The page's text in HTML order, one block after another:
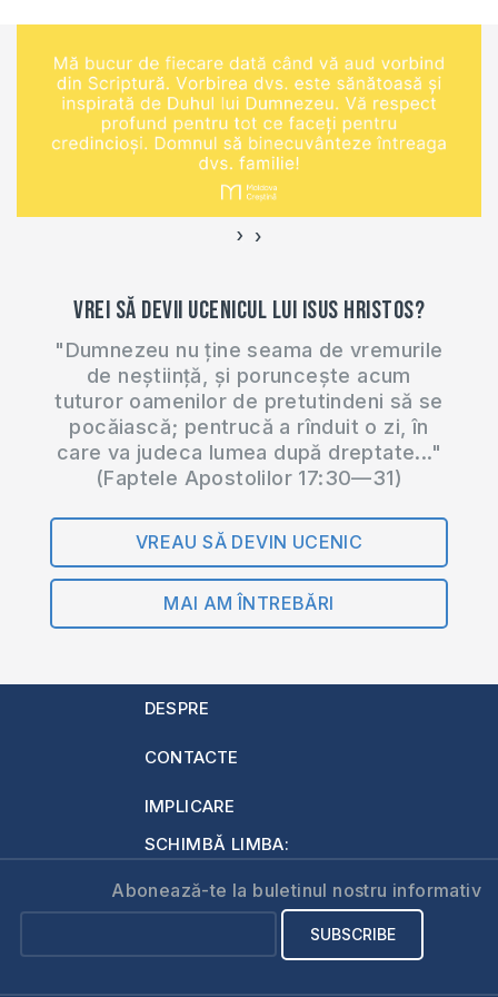
‹ ›
Vrei să devii ucenicul lui Isus Hristos?
"Dumnezeu nu ține seama de vremurile
de neștiință, și poruncește acum
tuturor oamenilor de pretutindeni să se
pocăiască; pentrucă a rînduit o zi, în
care va judeca lumea după dreptate..."
(Faptele Apostolilor 17:30—31)
VREAU SĂ DEVIN UCENIC
MAI AM ÎNTREBĂRI
DESPRE
CONTACTE
IMPLICARE
SCHIMBĂ LIMBA:
Abonează-te la buletinul nostru informativ